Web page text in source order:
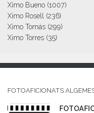
Ximo Bueno (1007)
Ximo Rosell
(236)
Ximo Tomás (299)
Ximo Torres (35)
FOTOAFICIONATS